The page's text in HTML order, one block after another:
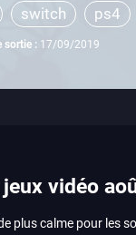
switch ps4
sortie : 17/09/2019
vidéo
plus calme pour les